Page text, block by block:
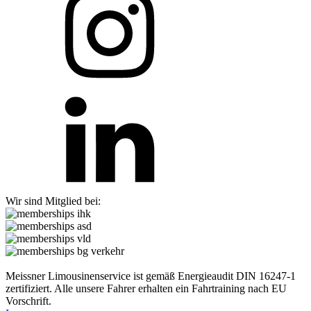
Wir sind Mitglied bei:
Meissner Limousinenservice ist gemäß Energieaudit DIN 16247-1
zertifiziert. Alle unsere Fahrer erhalten ein Fahrtraining nach EU
Vorschrift.